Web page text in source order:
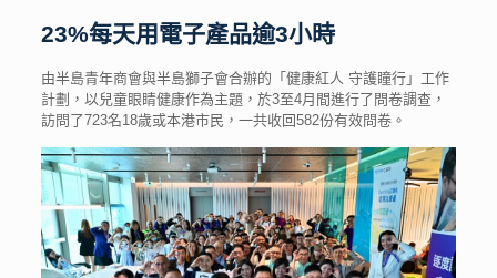
23%每天用電子產品逾3小時
由半島青年商會與半島獅子會合辦的「健康紅人 守護瞳行」工作
計劃，以兒童眼睛健康作為主題，於3至4月間進行了問卷調查，
訪問了723名18歲或本港市民，一共收回582份有效問卷。